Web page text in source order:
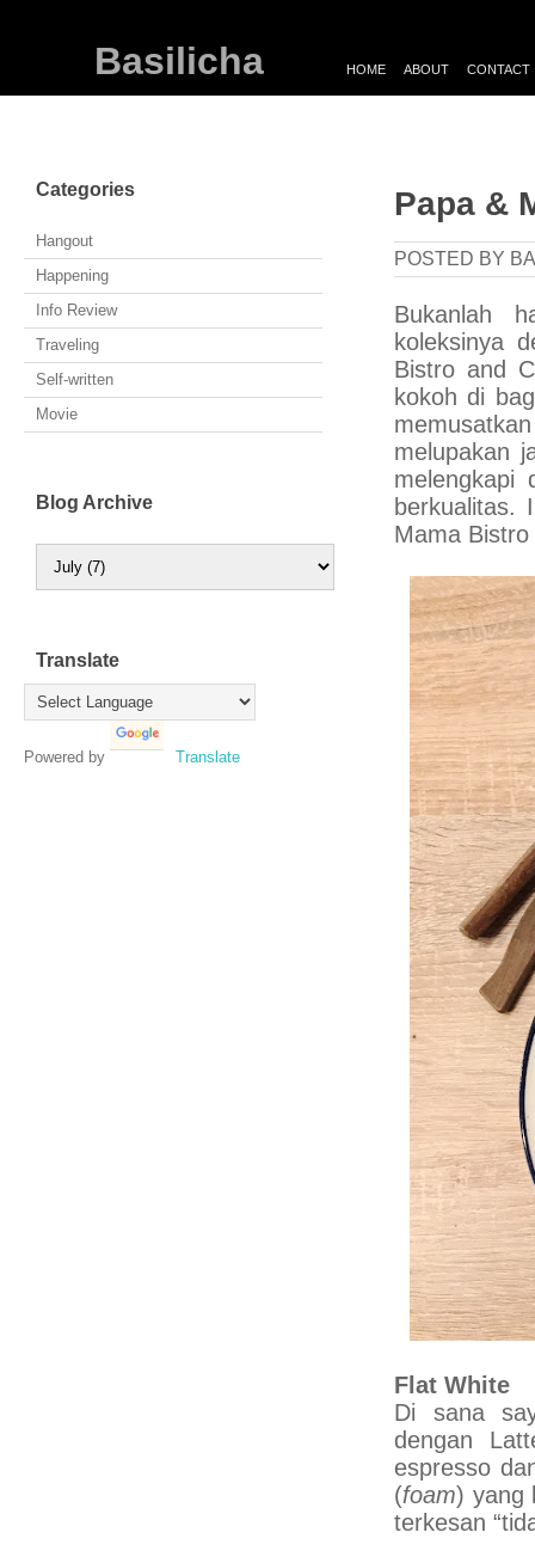
Basilicha HOME ABOUT CONTACT
Categories
Hangout
Happening
Info Review
Traveling
Self-written
Movie
Blog Archive
Translate
Powered by Translate
Papa &
POSTED BY
Bukanlah
koleksinya
Bistro and
kokoh di
melupakan
melengkapi
berkualitas.
Mama
Flat White
Di sana
dengan
espresso
(foam) yang
terkesan